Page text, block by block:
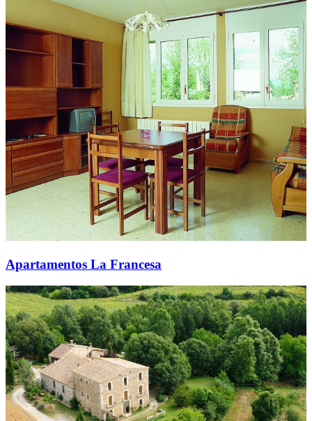
Apartamentos La Francesa